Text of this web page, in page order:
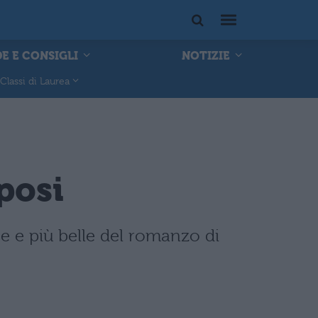
E CONSIGLI NOTIZIE
Classi di Laurea
e più belle del romanzo di